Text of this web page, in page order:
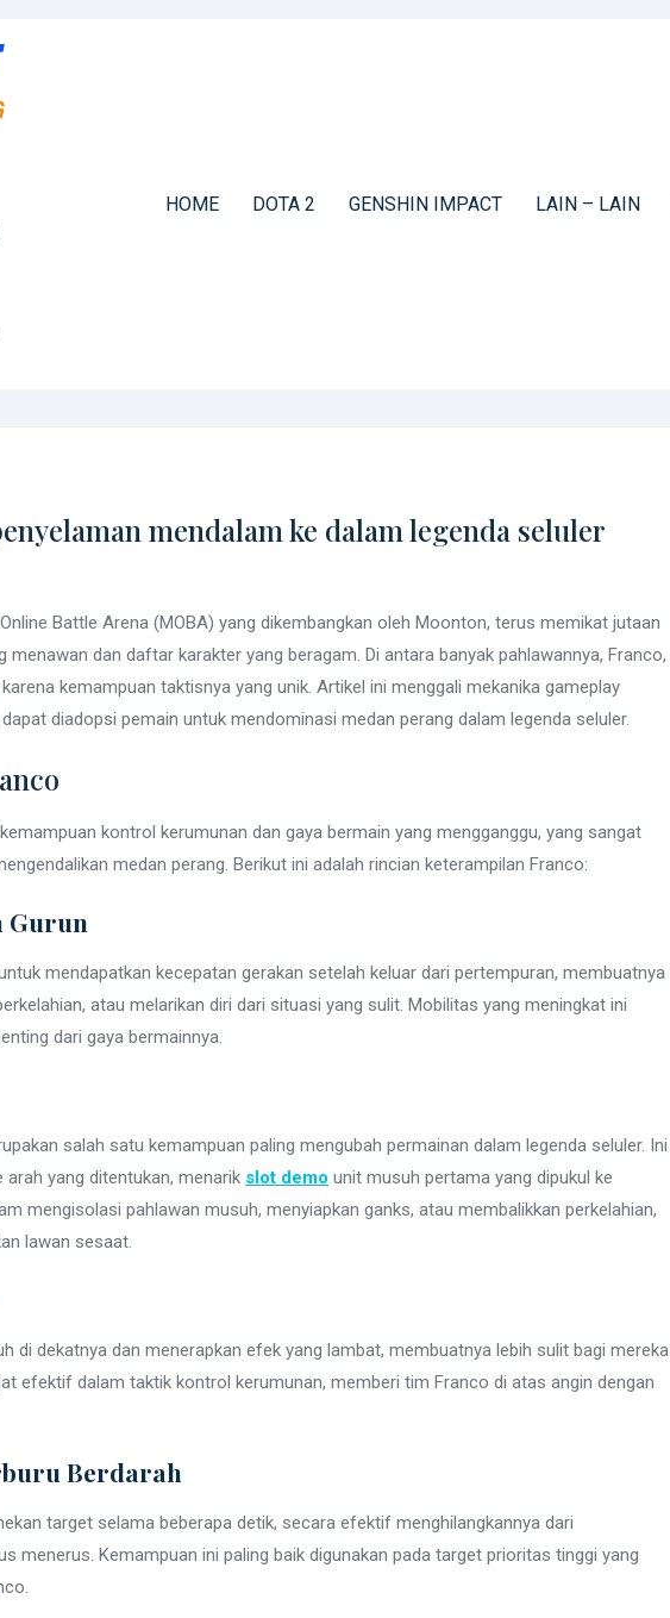
HOME DOTA 2 GENSHIN IMPACT LAIN – LAIN
mendalam ke dalam legenda seluler
Battle Arena (MOBA) yang dikembangkan oleh Moonton, terus memikat jutaan
dan daftar karakter yang beragam. Di antara banyak pahlawannya, Franco,
kemampuan taktisnya yang unik. Artikel ini menggali mekanika gameplay
diadopsi pemain untuk mendominasi medan perang dalam legenda seluler.
kontrol kerumunan dan gaya bermain yang mengganggu, yang sangat
medan perang. Berikut ini adalah rincian keterampilan Franco:
Gurun
mendapatkan kecepatan gerakan setelah keluar dari pertempuran, membuatnya
atau melarikan diri dari situasi yang sulit. Mobilitas yang meningkat ini
dari gaya bermainnya.
salah satu kemampuan paling mengubah permainan dalam legenda seluler. Ini
yang ditentukan, menarik slot demo unit musuh pertama yang dipukul ke
mengisolasi pahlawan musuh, menyiapkan ganks, atau membalikkan perkelahian,
lawan sesaat.
di dekatnya dan menerapkan efek yang lambat, membuatnya lebih sulit bagi mereka
efektif dalam taktik kontrol kerumunan, memberi tim Franco di atas angin dengan
Berdarah
target selama beberapa detik, secara efektif menghilangkannya dari
menerus. Kemampuan ini paling baik digunakan pada target prioritas tinggi yang